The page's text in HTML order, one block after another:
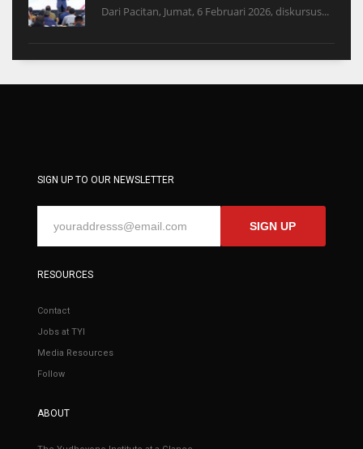
Dari Pacitan, Jumat, 6 Februari 2026, diskursus...
SIGN UP TO OUR NEWSLETTER
SIGN UP
RESOURCES
Contact
Jobs at TYI
Media Resources
Follow
ABOUT